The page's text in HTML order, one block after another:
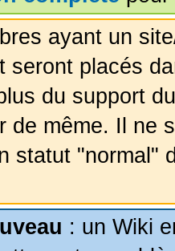
ayant un
seront placés
du support
de même. Il ne
statut "normal"
: un Wiki